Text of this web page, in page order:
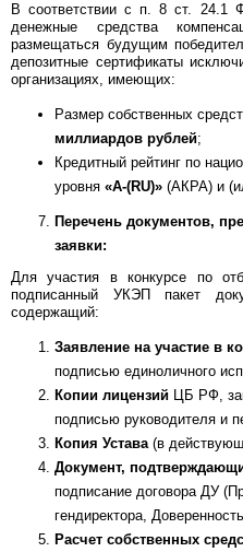
В соответствии с п. 8 ст. 24.1
денежные средства
размещаться будущим
депозитные сертификаты
организациях, имеющих:
Размер собственных
миллиардов рублей;
Кредитный рейтинг по
уровня «A-(RU)» (АКРА) и
Перечень документов,
заявки:
Для участия в конкурсе по
подписанный УКЭП пакет
содержащий:
Заявление на участие в
подписью единоличного
Копии лицензий ЦБ РФ,
подписью руководителя и
Копия Устава(в
Документ,
подписание договора ДУ
гендиректора,
Расчет собственных